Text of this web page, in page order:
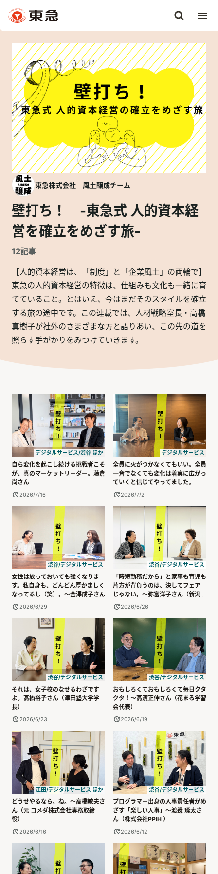
東急株式会社 風土醸成チーム
壁打ち！ -東急式 人的資本経
営を確立をめざす旅-
12記事
【人的資本経営は、「制度」と「企業風土」の両輪で】
東急の人的資本経営の特徴は、仕組みも文化も一緒に育
てていること。とはいえ、今はまだそのスタイルを確立
する旅の途中です。この連載では、人材戦略室長・高橋
真樹子が社外のさまざまな方と語りあい、この先の道を
照らす手がかりをみつけていきます。
デジタルサービス/渋谷 ほか
自ら変化を起こし続ける挑戦者こそ
が、真のマーケットリーダー。藤倉
尚さん
2026/7/16
デジタルサービス
全員に火がつかなくてもいい。全員
一斉でなくても変化は着実に広がっ
ていくと信じてやってました。
2026/7/2
渋谷/デジタルサービス
女性は放っておいても強くなりま
す。私自身も、どんどん厚かましく
なってるし（笑）。～金澤成子さん
2026/6/29
渋谷/デジタルサービス
「時短勤務だから」と家事も育児も
片方が背負うのは、決してフェア
じゃない。～弥富洋子さん（新潟大
学）2026/6/26
渋谷/デジタルサービス
それは、女子校のなせるわざです
よ。髙橋裕子さん（津田塾大学学
長）
2026/6/23
渋谷/デジタルサービス
おもしろくておもしろくて毎日クタ
クタ！～高濱正伸さん（花まる学習
会代表）
2026/6/19
江田/デジタルサービス ほか
どうせやるなら、ね。～高橋敏夫さ
ん（元 コメダ株式会社専務取締
役）
2026/6/16
渋谷/デジタルサービス
プログラマー出身の人事責任者がめ
ざす「楽しい人事」～渡邊 琢太さ
ん（株式会社PPIH ）
2026/6/12